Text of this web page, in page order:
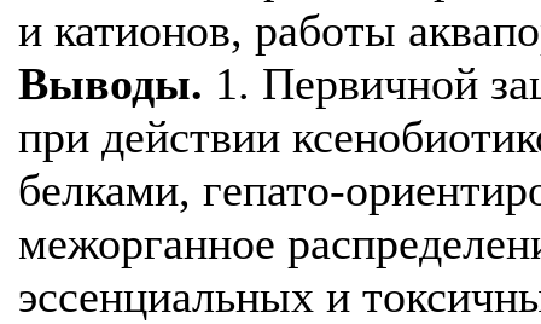
и катионов, работы
Выводы. 1. Первичной
при действии
белками, гепато-
межорганное
эссенциальных и